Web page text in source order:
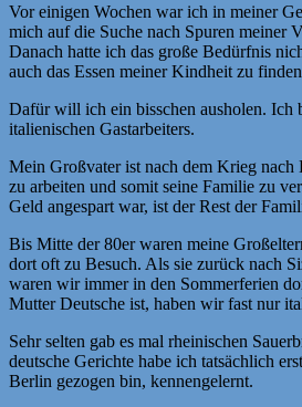
Vor einigen Wochen war ich in meiner
mich auf die Suche nach Spuren meiner
Danach hatte ich das große Bedürfnis
auch das Essen meiner Kindheit zu
Dafür will ich ein bisschen ausholen. Ich
italienischen Gastarbeiters.
Mein Großvater ist nach dem Krieg
zu arbeiten und somit seine Familie zu
Geld angespart war, ist der Rest der
Bis Mitte der 80er waren meine
dort oft zu Besuch. Als sie zurück nach
waren wir immer in den Sommerferien
Mutter Deutsche ist, haben wir fast nur
Sehr selten gab es mal rheinischen
deutsche Gerichte habe ich tatsächlich
Berlin gezogen bin, kennengelernt.